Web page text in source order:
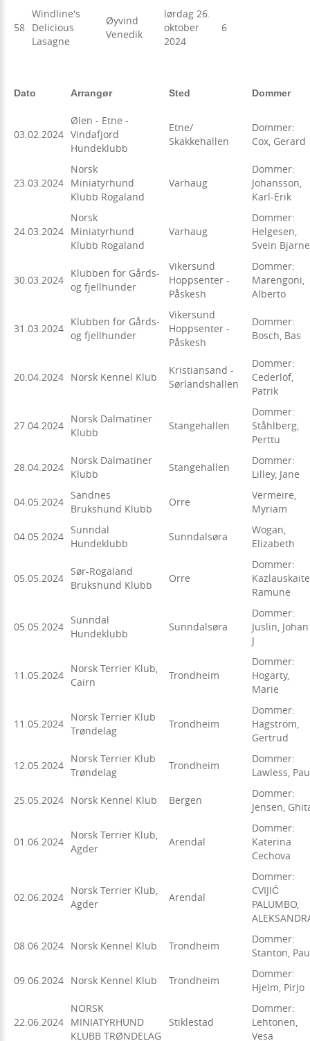
58
Windline's
Delicious
Lasagne
Øyvind
Venedik
lørdag 26.
oktober
2024
6
Dato Arrangør Sted Dommer
03.02.2024
Ølen - Etne -
Vindafjord
Hundeklubb
Etne/
Skakkehallen
Dommer:
Cox, Gerard
23.03.2024
Norsk
Miniatyrhund
Klubb Rogaland
Varhaug
Dommer:
Johansson,
Karl-Erik
24.03.2024
Norsk
Miniatyrhund
Klubb Rogaland
Varhaug
Dommer:
Helgesen,
Svein Bjarne
30.03.2024
Klubben for Gårds-
og fjellhunder
Vikersund
Hoppsenter -
Påskesh
Dommer:
Marengoni,
Alberto
31.03.2024
Klubben for Gårds-
og fjellhunder
Vikersund
Hoppsenter -
Påskesh
Dommer:
Bosch, Bas
20.04.2024 Norsk Kennel Klub
Kristiansand -
Sørlandshallen
Dommer:
Cederlöf,
Patrik
27.04.2024
Norsk Dalmatiner
Klubb
Stangehallen
Dommer:
Ståhlberg,
Perttu
28.04.2024
Norsk Dalmatiner
Klubb
Stangehallen
Dommer:
Lilley, Jane
04.05.2024
Sandnes
Brukshund Klubb
Orre
Vermeire,
Myriam
04.05.2024
Sunndal
Hundeklubb
Sunndalsøra
Wogan,
Elizabeth
05.05.2024
Sør-Rogaland
Brukshund Klubb
Orre
Dommer:
Ramune
05.05.2024
Sunndal
Hundeklubb
Sunndalsøra
Dommer:
Juslin, Johan
J
11.05.2024
Norsk Terrier Klub,
Cairn
Trondheim
Dommer:
Hogarty,
Marie
11.05.2024
Norsk Terrier Klub
Trøndelag
Trondheim
Dommer:
Hagström,
Gertrud
12.05.2024
Norsk Terrier Klub
Trøndelag
Trondheim
Dommer:
Lawless,
25.05.2024 Norsk Kennel Klub Bergen
Dommer:
Jensen,
01.06.2024
Norsk Terrier Klub,
Agder
Arendal
Dommer:
Katerina
Cechova
02.06.2024
Norsk Terrier Klub,
Agder
Arendal
Dommer:
CVIJIĆ
PALUMBO,
08.06.2024 Norsk Kennel Klub Trondheim
Dommer:
Stanton,
09.06.2024 Norsk Kennel Klub Trondheim
Dommer:
Hjelm, Pirjo
22.06.2024
NORSK
MINIATYRHUND
KLUBB TRØNDELAG
Stiklestad
Dommer:
Lehtonen,
Vesa